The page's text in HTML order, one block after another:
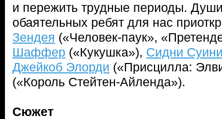
и пережить трудные периоды.
обаятельных ребят для нас
Зендея («Человек-паук»,
Шаффер («Кукушка»), Сидни
Джейкоб Элорди («Присцилла:
(«Король Стейтен-Айленда»).
Сюжет